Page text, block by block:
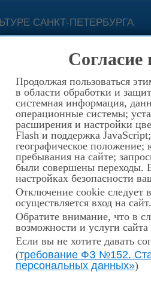
Согласие
Продолжая пользоваться
в области обработки и
системная информация,
операционные системы;
расширения и настройки
Flash и поддержка
географическое положение;
пребывания на сайте;
были совершены переходы.
настройках безопасности
Отключение cookie следует
осуществляется вход на сайт.
Обратите внимание, что в
возможности и услуги
Если вы не хотите давать
(требование ФЗ №152.
персональных данных»)
САНКТ-ПЕТЕРБУРГА
обратной связи
Приём в школу История
НЕТ КОРРУПЦИИ!
отделение VIII открытый
ИМ. Ю.А.